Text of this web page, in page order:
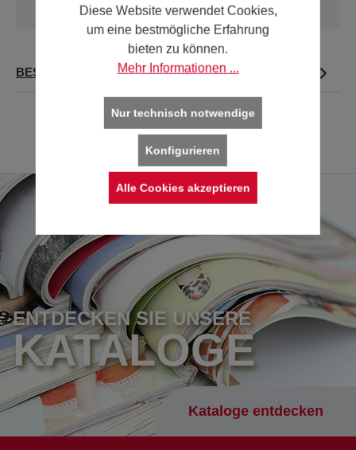
Länder verwenden Sie bitte unsereKontakt-Seite
BESCHREIBUNG
ENTDECKEN SIE UNSERE
KATALOGE
Kataloge entdecken
Diese Website verwendet Cookies,
um eine bestmögliche Erfahrung
bieten zu können.
Mehr Informationen ...
Nur technisch notwendige
Konfigurieren
Alle Cookies akzeptieren